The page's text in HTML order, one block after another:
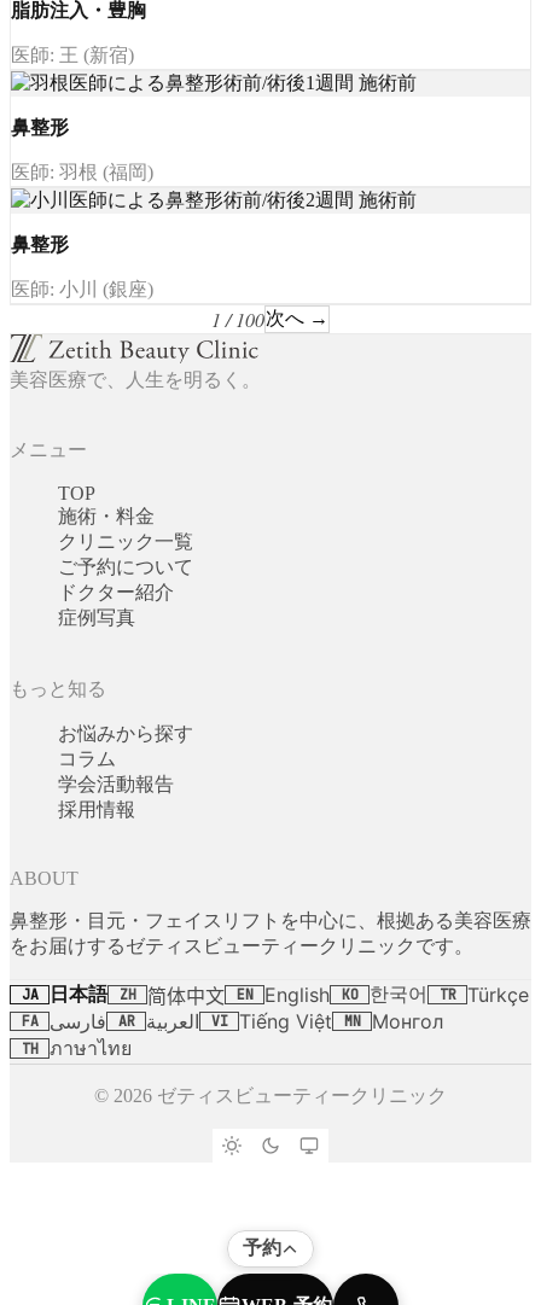
脂肪注入・豊胸
医師: 王 (新宿)
鼻整形
医師: 羽根 (福岡)
鼻整形
医師: 小川 (銀座)
1 / 100次へ →
美容医療で、人生を明るく。
メニュー
TOP
施術・料金
クリニック一覧
ご予約について
ドクター紹介
症例写真
もっと知る
お悩みから探す
コラム
学会活動報告
採用情報
ABOUT
鼻整形・目元・フェイスリフトを中心に、根拠ある美容医療
をお届けするゼティスビューティークリニックです。
JA 日本語 ZH 简体中文 EN English KO 한국어 TR Türkçe
FA فارسی AR العربية VI Tiếng Việt MN Монгол
TH ภาษาไทย
© 2026 ゼティスビューティークリニック
予約